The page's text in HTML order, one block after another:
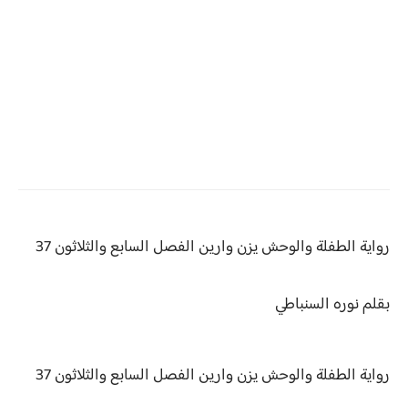
رواية الطفلة والوحش يزن وارين الفصل السابع والثلاثون 37
بقلم نوره السنباطي
رواية الطفلة والوحش يزن وارين الفصل السابع والثلاثون 37